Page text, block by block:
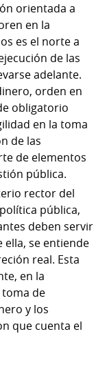
orientada a
en la
es el norte a
de las
adelante.
orden en
obligatorio
en la toma
de las
de elementos
pública.
rector del
pública,
deben servir
ella, se entiende
real. Esta
en la
toma de
y los
que cuenta el